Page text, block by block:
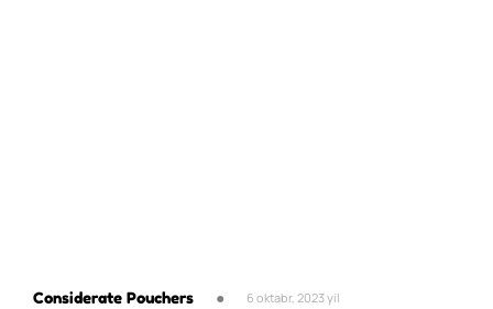
Considerate Pouchers ● 6 oktabr, 2023 yil